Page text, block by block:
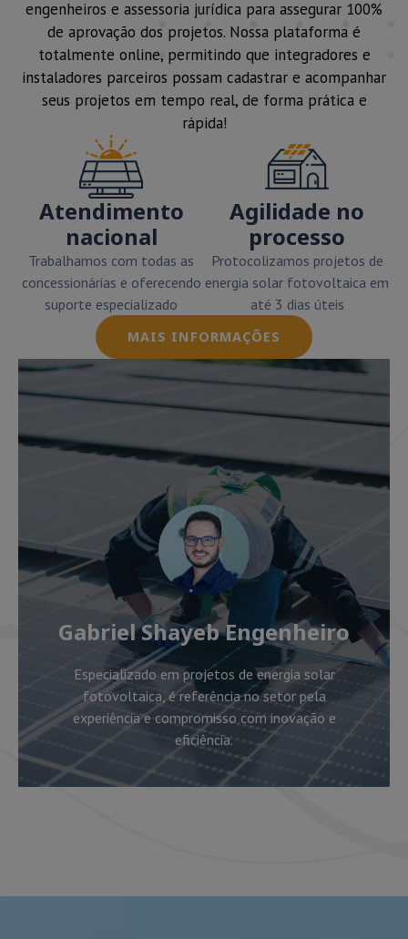
engenheiros e assessoria jurídica para assegurar 100%
de aprovação dos projetos. Nossa plataforma é
totalmente online, permitindo que integradores e
instaladores parceiros possam cadastrar e acompanhar
seus projetos em tempo real, de forma prática e
rápida!
Atendimento
nacional
Trabalhamos com todas as
concessionárias e oferecendo
suporte especializado
Agilidade no
processo
Protocolizamos projetos de
energia solar fotovoltaica em
até 3 dias úteis
MAIS INFORMAÇÕES
Gabriel Shayeb Engenheiro
Especializado em projetos de energia solar
fotovoltaica, é referência no setor pela
experiência e compromisso com inovação e
eficiência.